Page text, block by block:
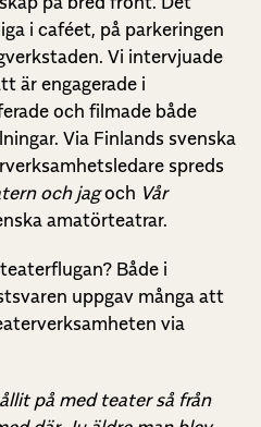
i caféet, på parkeringen
Vi intervjuade
är engagerade i
och filmade både
Via Finlands svenska
spreds
och jagoch Vår
amatörteatrar.
Både i
uppgav många att
via
på med teater så från